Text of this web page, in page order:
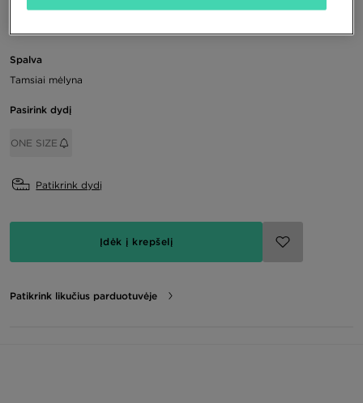
Spalva
Tamsiai mėlyna
Pasirink dydį
ONE SIZE
Patikrink dydį
Įdėk į krepšelį
Patikrink likučius parduotuvėje